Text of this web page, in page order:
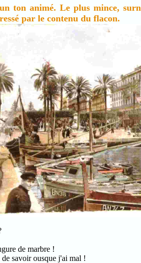
ton animé. Le plus mince,
par le contenu du flacon.
de marbre !
savoir ousque j'ai mal !